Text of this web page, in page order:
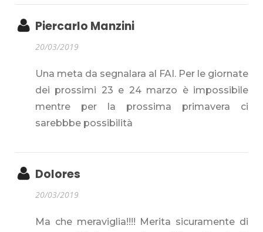
Piercarlo Manzini
20/03/2019
Una meta da segnalara al FAI. Per le giornate
dei prossimi 23 e 24 marzo è impossibile
mentre per la prossima primavera ci
sarebbbe possibilità
Dolores
20/03/2019
Ma che meraviglia!!!! Merita sicuramente di